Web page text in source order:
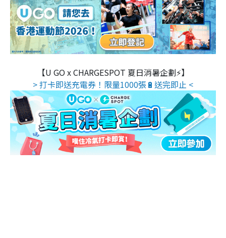
【U GO x CHARGESPOT 夏日消暑企劃⚡】
> 打卡即送充電券！限量1000張🔋送完即止 <